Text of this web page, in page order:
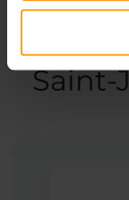
Ces
Saint-